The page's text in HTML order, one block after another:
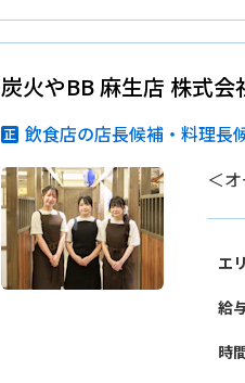
炭火やBB 麻生店 株式会
飲食店の店長候補・料理長
＜
エ
給
時